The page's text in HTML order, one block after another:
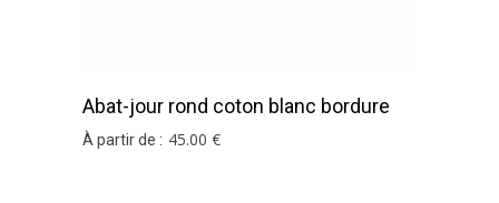
Abat-jour rond coton blanc bordure
gris ardoise
À partir de : 45.00 €